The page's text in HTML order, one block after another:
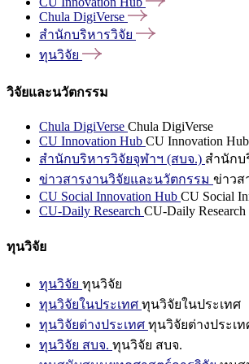
Chula DigiVerse
สำนักบริหารวิจัย
ทุนวิจัย
วิจัยและนวัตกรรม
Chula DigiVerse Chula DigiVerse
CU Innovation Hub CU Innovation Hub
สำนักบริหารวิจัยจุฬาฯ (สบจ.) สำนักบ
ข่าวสารงานวิจัยและนวัตกรรม ข่าวส
CU Social Innovation Hub CU Social
CU-Daily Research CU-Daily Research
ทุนวิจัย
ทุนวิจัย ทุนวิจัย
ทุนวิจัยในประเทศ ทุนวิจัยในประเทศ
ทุนวิจัยต่างประเทศ ทุนวิจัยต่างประเท
ทุนวิจัย สบจ. ทุนวิจัย สบจ.